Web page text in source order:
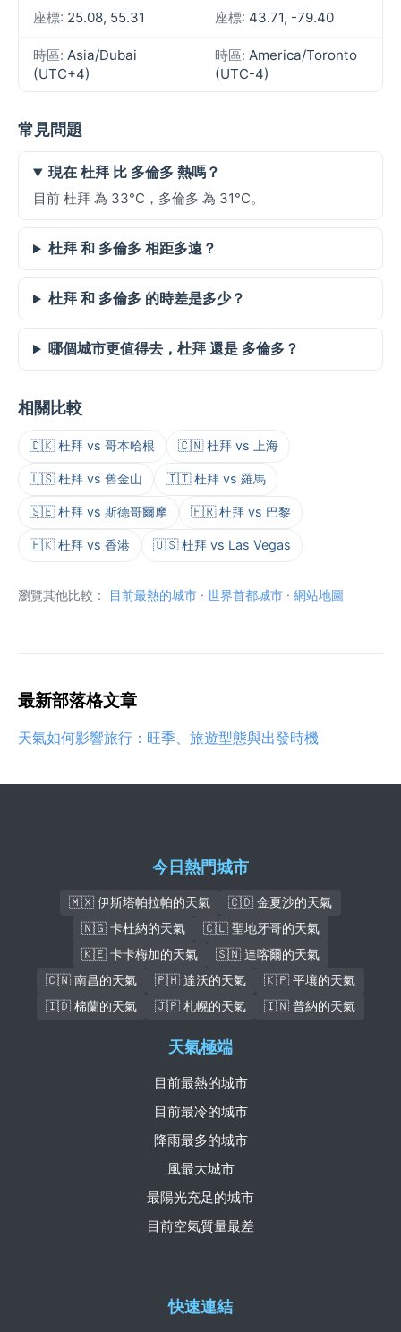
座標: 25.08, 55.31 座標: 43.71, -79.40
時區: Asia/Dubai
(UTC+4)
時區: America/Toronto
(UTC-4)
常見問題
現在 杜拜 比 多倫多 熱嗎？
目前 杜拜 為 33°C，多倫多 為 31°C。
杜拜 和 多倫多 相距多遠？
杜拜 和 多倫多 的時差是多少？
哪個城市更值得去，杜拜 還是 多倫多？
相關比較
🇩🇰 杜拜 vs 哥本哈根 🇨🇳 杜拜 vs 上海
🇺🇸 杜拜 vs 舊金山 🇮🇹 杜拜 vs 羅馬
🇸🇪 杜拜 vs 斯德哥爾摩 🇫🇷 杜拜 vs 巴黎
🇭🇰 杜拜 vs 香港 🇺🇸 杜拜 vs Las Vegas
瀏覽其他比較： 目前最熱的城市 · 世界首都城市 · 網站地圖
最新部落格文章
天氣如何影響旅行：旺季、旅遊型態與出發時機
今日熱門城市
🇲🇽 伊斯塔帕拉帕的天氣
🇨🇩 金夏沙的天氣
🇳🇬 卡杜納的天氣
🇨🇱 聖地牙哥的天氣
🇰🇪 卡卡梅加的天氣
🇸🇳 達喀爾的天氣
🇨🇳 南昌的天氣
🇵🇭 達沃的天氣
🇰🇵 平壤的天氣
🇮🇩 棉蘭的天氣
🇯🇵 札幌的天氣 🇮🇳 普納的天氣
快速連結
天氣極端
目前最熱的城市
目前最冷的城市
降雨最多的城市
風最大城市
最陽光充足的城市
目前空氣質量最差